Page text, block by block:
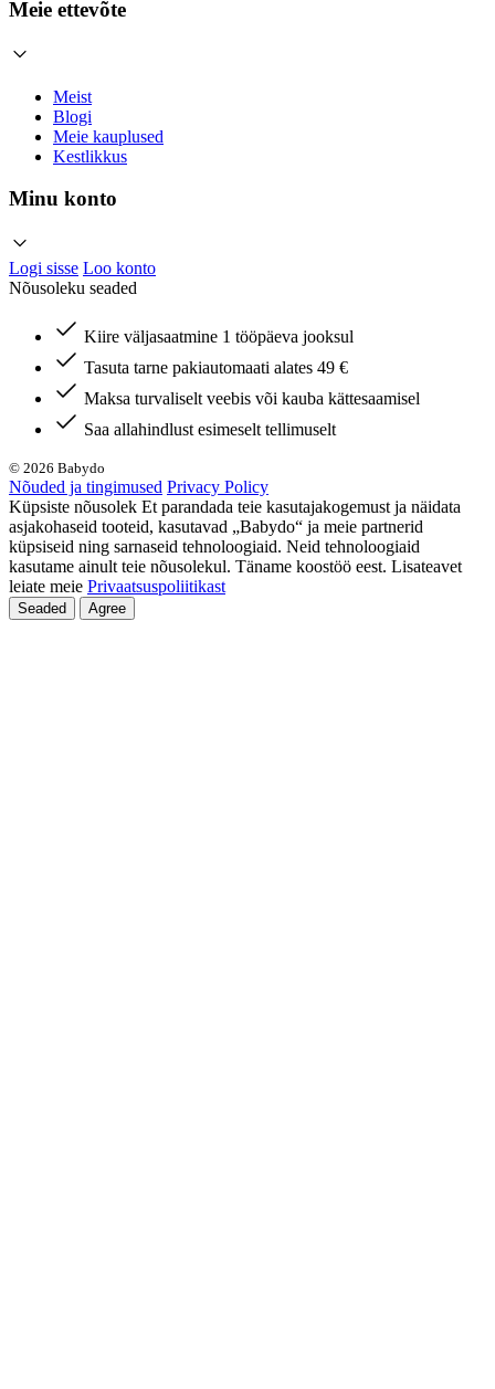
Meie ettevõte
Meist
Blogi
Meie kauplused
Kestlikkus
Minu konto
Logi sisse Loo konto
Nõusoleku seaded
Kiire väljasaatmine 1 tööpäeva jooksul
Tasuta tarne pakiautomaati alates 49 €
Maksa turvaliselt veebis või kauba kättesaamisel
Saa allahindlust esimeselt tellimuselt
© 2026 Babydo
Nõuded ja tingimused Privacy Policy
Küpsiste nõusolek Et parandada teie kasutajakogemust ja näidata
asjakohaseid tooteid, kasutavad „Babydo“ ja meie partnerid
küpsiseid ning sarnaseid tehnoloogiaid. Neid tehnoloogiaid
kasutame ainult teie nõusolekul. Täname koostöö eest. Lisateavet
leiate meie Privaatsuspoliitikast
Seaded Agree